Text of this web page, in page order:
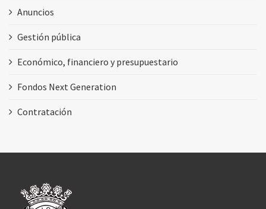
Anuncios
Gestión pública
Económico, financiero y presupuestario
Fondos Next Generation
Contratación